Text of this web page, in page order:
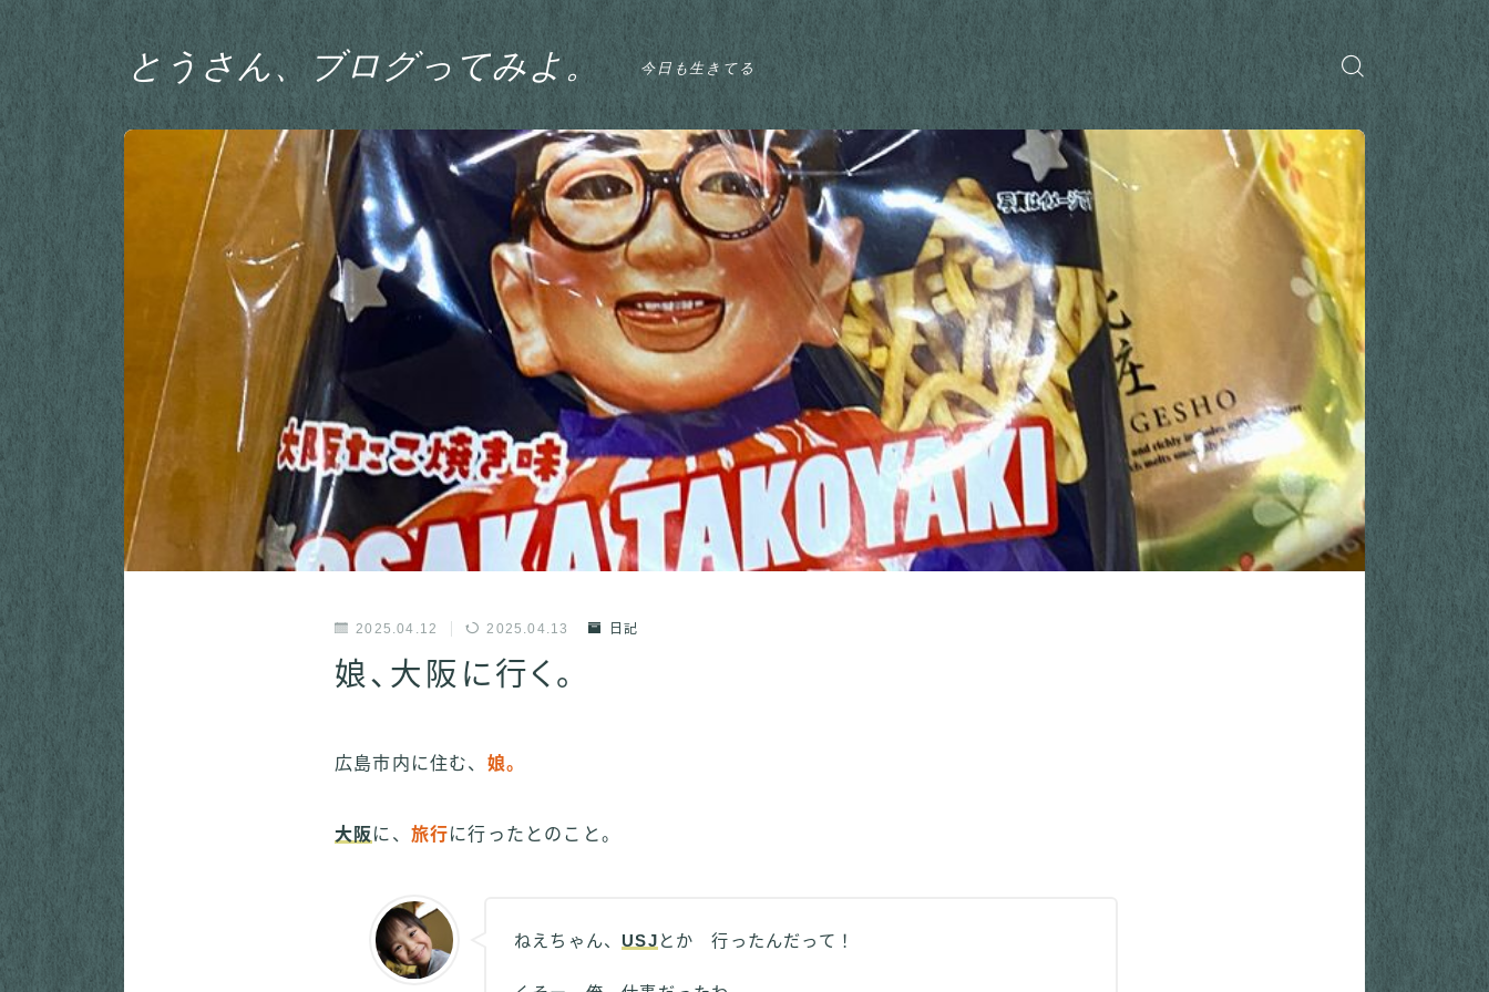
とうさん、ブログってみよ。 今日も生きてる
2025.04.12 2025.04.13 日記
娘、大阪に行く。
広島市内に住む、 娘。
大阪 に、 旅行に行ったとのこと。
ねえちゃん、 USJ とか 行ったんだって！